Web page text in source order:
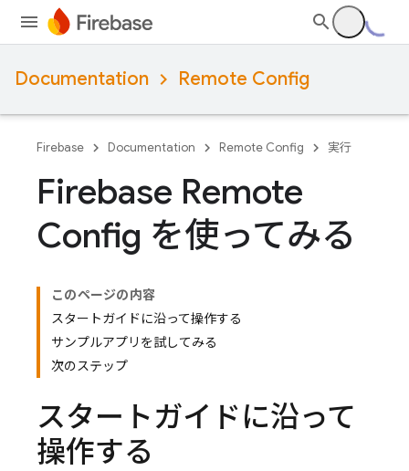
Documentation Remote Config
Firebase Documentation Remote Config 実行
Firebase Remote
Config を使ってみる
このページの内容
スタートガイドに沿って操作する
サンプルアプリを試してみる
次のステップ
スタートガイドに沿って
操作する